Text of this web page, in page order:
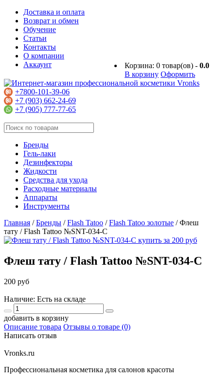
Доставка и оплата
Возврат и обмен
Обучение
Статьи
Контакты
О компании
Корзина: 0 товар(ов) - 0.0
В корзину Оформить
Аккаунт
+7800-101-39-06
+7 (903) 662-24-69
+7 (905) 777-77-65
Бренды
Гель-лаки
Дезинфекторы
Жидкости
Средства для ухода
Расходные материалы
Аппараты
Инструменты
Главная /Бренды /Flash Tatoo /Flash Tatoo золотые /Флеш
тату / Flash Tattoo №SNT-034-C
Флеш тату / Flash Tattoo №SNT-034-C
200 руб
Наличие: Есть на складе
добавить в корзину
Описание товара Отзывы о товаре (0)
Написать отзыв
Vronks.ru
Профессиональная косметика для салонов красоты